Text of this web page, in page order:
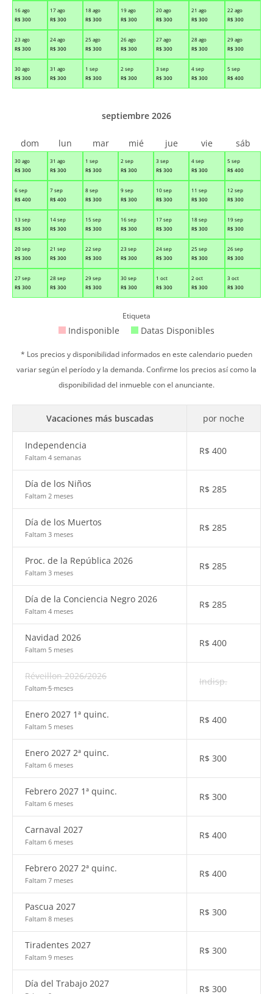
16 ago
R$ 300
17 ago
R$ 300
18 ago
R$ 300
19 ago
R$ 300
20 ago
R$ 300
21 ago
R$ 300
22 ago
R$ 300
23 ago
R$ 300
24 ago
R$ 300
25 ago
R$ 300
26 ago
R$ 300
27 ago
R$ 300
28 ago
R$ 300
29 ago
R$ 300
30 ago
R$ 300
31 ago
R$ 300
1 sep
R$ 300
2 sep
R$ 300
3 sep
R$ 300
4 sep
R$ 300
5 sep
R$ 400
30 ago
R$ 300
31 ago
R$ 300
1 sep
R$ 300
2 sep
R$ 300
3 sep
R$ 300
4 sep
R$ 300
5 sep
R$ 400
6 sep
R$ 400
7 sep
R$ 400
8 sep
R$ 300
9 sep
R$ 300
10 sep
R$ 300
11 sep
R$ 300
12 sep
R$ 300
13 sep
R$ 300
14 sep
R$ 300
15 sep
R$ 300
16 sep
R$ 300
17 sep
R$ 300
18 sep
R$ 300
19 sep
R$ 300
20 sep
R$ 300
21 sep
R$ 300
22 sep
R$ 300
23 sep
R$ 300
24 sep
R$ 300
25 sep
R$ 300
26 sep
R$ 300
27 sep
R$ 300
28 sep
R$ 300
29 sep
R$ 300
30 sep
R$ 300
1 oct
R$ 300
2 oct
R$ 300
3 oct
R$ 300
septiembre 2026
dom lun mar mié jue vie sáb
Etiqueta
Indisponible Datas Disponibles
* Los precios y disponibilidad informados en este calendario pueden
variar según el período y la demanda. Confirme los precios así como la
disponibilidad del inmueble con el anunciante.
Vacaciones más buscadas por noche
Independencia
Faltam 4 semanas
R$ 400
Día de los Niños
Faltam 2 meses
R$ 285
Día de los Muertos
Faltam 3 meses
R$ 285
Proc. de la República 2026
Faltam 3 meses
R$ 285
Día de la Conciencia Negro 2026
Faltam 4 meses
R$ 285
Navidad 2026
Faltam 5 meses
R$ 400
Réveillon 2026/2026
Faltam 5 meses
Indisp.
Enero 2027 1ª quinc.
Faltam 5 meses
R$ 400
Enero 2027 2ª quinc.
Faltam 6 meses
R$ 300
Febrero 2027 1ª quinc.
Faltam 6 meses
R$ 300
Carnaval 2027
Faltam 6 meses
R$ 400
Febrero 2027 2ª quinc.
Faltam 7 meses
R$ 400
Pascua 2027
Faltam 8 meses
R$ 300
Tiradentes 2027
Faltam 9 meses
R$ 300
Día del Trabajo 2027 R$ 300